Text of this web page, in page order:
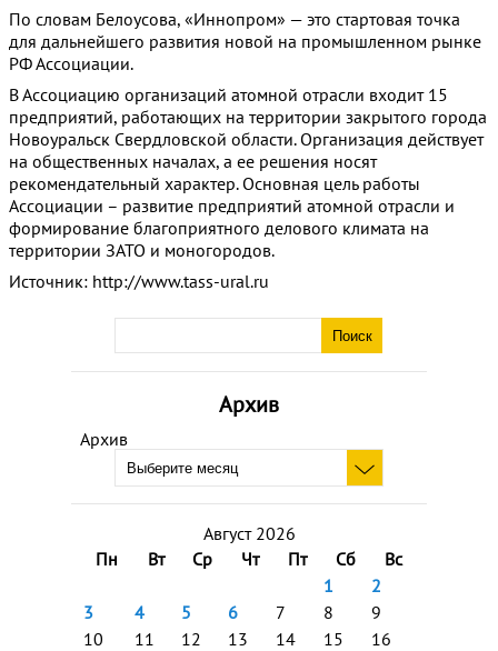
Архив
Архив
Август 2026
Пн
Вт Ср Чт Пт Сб
Вс
1
2
3
4 5 6 7 8
9
10
11 12 13 14 15
16
По словам Белоусова, «Иннопром» — это стартовая точка
для дальнейшего развития новой на промышленном рынке
РФ Ассоциации.
В Ассоциацию организаций атомной отрасли входит 15
предприятий, работающих на территории закрытого города
Новоуральск Свердловской области. Организация действует
на общественных началах, а ее решения носят
рекомендательный характер. Основная цель работы
Ассоциации – развитие предприятий атомной отрасли и
формирование благоприятного делового климата на
территории ЗАТО и моногородов.
Источник: http://www.tass-ural.ru